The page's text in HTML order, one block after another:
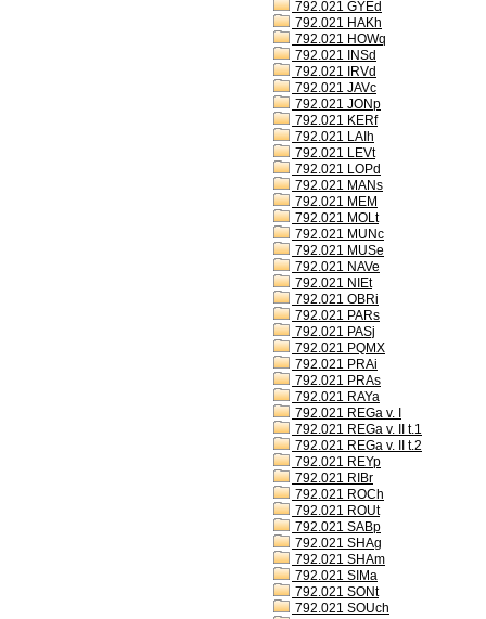
792.021 GYEd
792.021 HAKh
792.021 HOWq
792.021 INSd
792.021 IRVd
792.021 JAVc
792.021 JONp
792.021 KERf
792.021 LAIh
792.021 LEVt
792.021 LOPd
792.021 MANs
792.021 MEM
792.021 MOLt
792.021 MUNc
792.021 MUSe
792.021 NAVe
792.021 NIEt
792.021 OBRi
792.021 PARs
792.021 PASj
792.021 PQMX
792.021 PRAi
792.021 PRAs
792.021 RAYa
792.021 REGa v. I
792.021 REGa v. II t.1
792.021 REGa v. II t.2
792.021 REYp
792.021 RIBr
792.021 ROCh
792.021 ROUt
792.021 SABp
792.021 SHAg
792.021 SHAm
792.021 SIMa
792.021 SONt
792.021 SOUch